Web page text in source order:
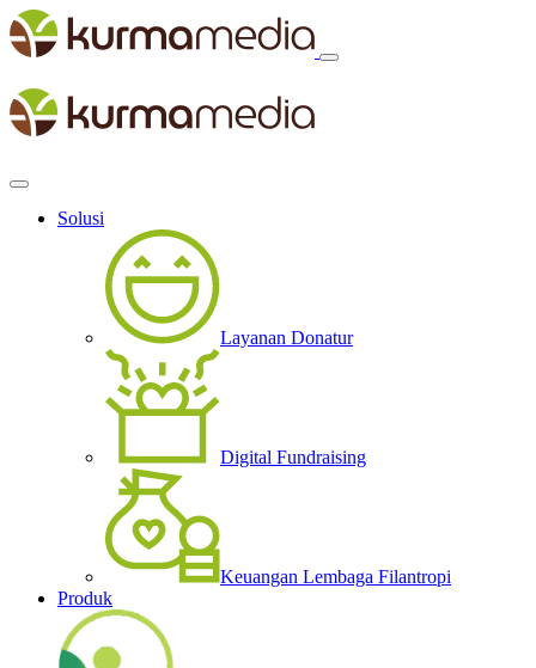
Solusi
Layanan Donatur
Digital Fundraising
Keuangan Lembaga Filantropi
Produk